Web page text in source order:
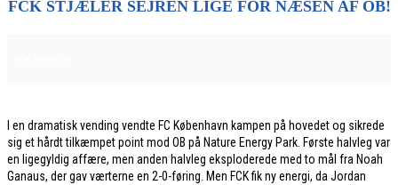
FCK STJÆLER SEJREN LIGE FOR NÆSEN AF OB!
I en dramatisk vending vendte FC København kampen på hovedet og sikrede
sig et hårdt tilkæmpet point mod OB på Nature Energy Park. Første halvleg var
en ligegyldig affære, men anden halvleg eksploderede med to mål fra Noah
Ganaus, der gav værterne en 2-0-føring. Men FCK fik ny energi, da Jordan